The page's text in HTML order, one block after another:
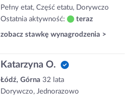
Pełny etat, Część etatu, Dorywczo
Ostatnia aktywność:
teraz
zobacz stawkę wynagrodzenia >
Katarzyna O.
Łódź, Górna 32 lata
Dorywczo, Jednorazowo